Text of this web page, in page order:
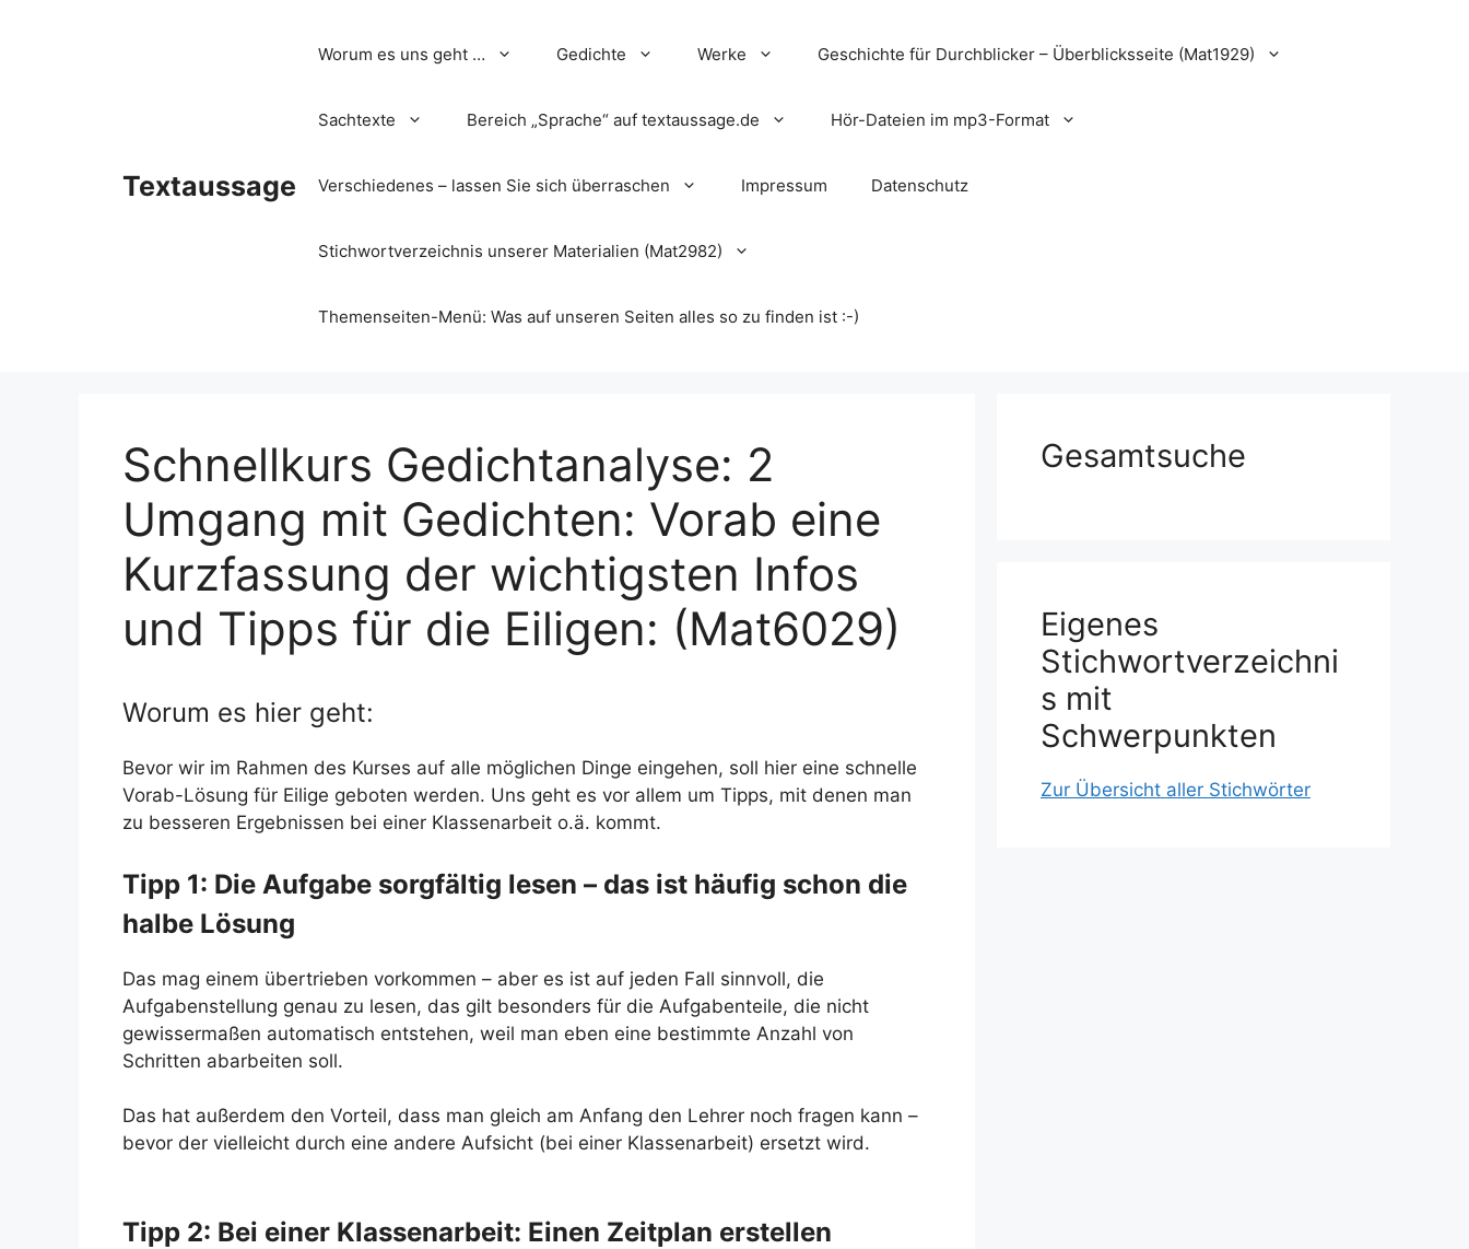
Textaussage
Worum es uns geht … Gedichte Werke Geschichte für Durchblicker – Überblicksseite (Mat1929)
Sachtexte Bereich „Sprache“ auf textaussage.de Hör-Dateien im mp3-Format
Verschiedenes – lassen Sie sich überraschen Impressum Datenschutz
Stichwortverzeichnis unserer Materialien (Mat2982)
Themenseiten-Menü: Was auf unseren Seiten alles so zu finden ist :-)
Schnellkurs Gedichtanalyse: 2
Umgang mit Gedichten: Vorab eine
Kurzfassung der wichtigsten Infos
und Tipps für die Eiligen: (Mat6029)
Worum es hier geht:
Bevor wir im Rahmen des Kurses auf alle möglichen Dinge eingehen, soll hier eine schnelle
Vorab-Lösung für Eilige geboten werden. Uns geht es vor allem um Tipps, mit denen man
zu besseren Ergebnissen bei einer Klassenarbeit o.ä. kommt.
Tipp 1: Die Aufgabe sorgfältig lesen – das ist häufig schon die
halbe Lösung
Das mag einem übertrieben vorkommen – aber es ist auf jeden Fall sinnvoll, die
Aufgabenstellung genau zu lesen, das gilt besonders für die Aufgabenteile, die nicht
gewissermaßen automatisch entstehen, weil man eben eine bestimmte Anzahl von
Schritten abarbeiten soll.
Das hat außerdem den Vorteil, dass man gleich am Anfang den Lehrer noch fragen kann –
bevor der vielleicht durch eine andere Aufsicht (bei einer Klassenarbeit) ersetzt wird.
Tipp 2: Bei einer Klassenarbeit: Einen Zeitplan erstellen
Gesamtsuche
Eigenes
Stichwortverzeichni
s mit
Schwerpunkten
Zur Übersicht aller Stichwörter